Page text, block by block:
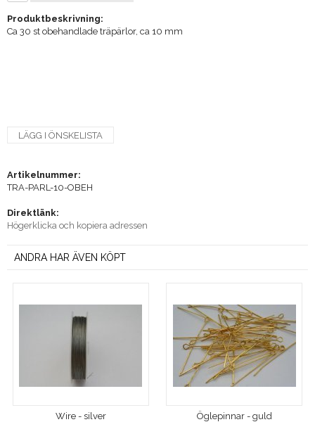
Produktbeskrivning:
Ca 30 st obehandlade träpärlor, ca 10 mm
LÄGG I ÖNSKELISTA
Artikelnummer:
TRA-PARL-10-OBEH
Direktlänk:
Högerklicka och kopiera adressen
ANDRA HAR ÄVEN KÖPT
Wire - silver Öglepinnar - guld